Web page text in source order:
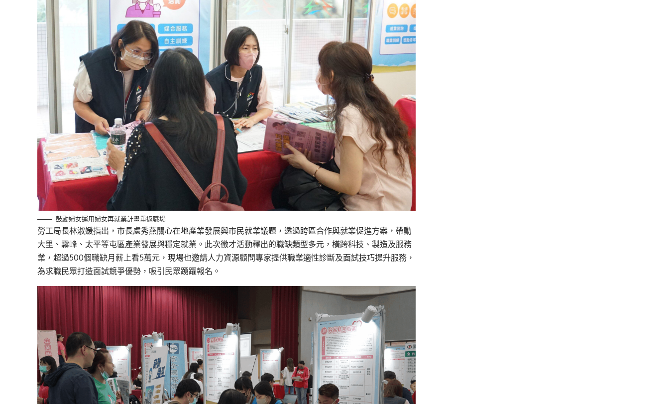
鼓勵婦女運用婦女再就業計畫重返職場
勞工局長林淑媛指出，市長盧秀燕關心在地產業發展與市民就業議題，透過跨區合作與就業促進方案，帶動
大里、霧峰、太平等屯區產業發展與穩定就業。此次徵才活動釋出的職缺類型多元，橫跨科技、製造及服務
業，超過500個職缺月薪上看5萬元，現場也邀請人力資源顧問專家提供職業適性診斷及面試技巧提升服務，
為求職民眾打造面試競爭優勢，吸引民眾踴躍報名。